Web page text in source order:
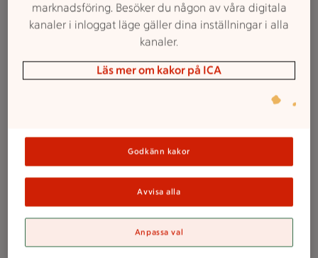
kycklingfilé och pistagedressing
Receptet har 3 kommentarer
3
Grillad paprika och kyckling och grunden till en
komplett när den toppas med smakrik dressing av
Grillad paprikasallad med kycklingfilé och
marknadsföring. Besöker du någon av våra digitala
kanaler i inloggat läge gäller dina inställningar i alla
kanaler.
Läs mer om kakor på ICA
Godkänn kakor
Avvisa alla
Anpassa val